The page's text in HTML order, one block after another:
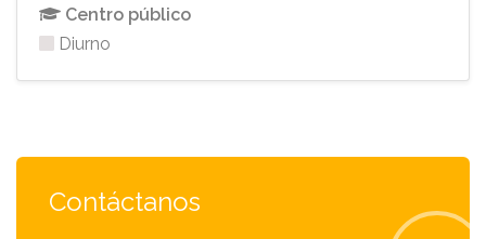
Centro público
Diurno
Contáctanos